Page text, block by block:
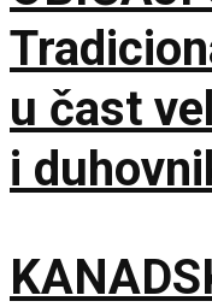
subotom
u čast
i